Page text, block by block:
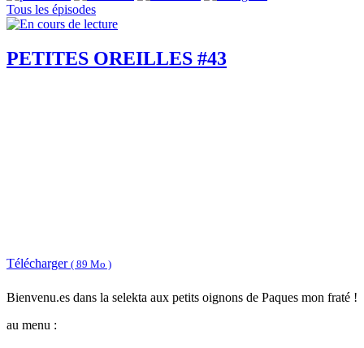
Tous les épisodes
PETITES OREILLES #43
Télécharger ( 89 Mo )
Bienvenu.es dans la selekta aux petits oignons de Paques mon fraté !
au menu :